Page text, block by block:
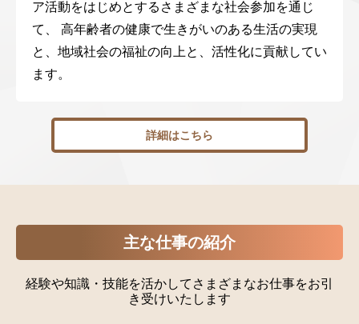
ア活動をはじめとするさまざまな社会参加を通じ
て、 高年齢者の健康で生きがいのある生活の実現
と、地域社会の福祉の向上と、活性化に貢献してい
ます。
詳細はこちら
主な仕事の紹介
経験や知識・技能を活かしてさまざまなお仕事をお引
き受けいたします